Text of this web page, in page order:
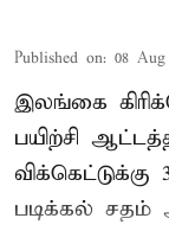
Published on: 08 Aug
இலங்கை
பயிற்சி
படிக்கல் சதம்